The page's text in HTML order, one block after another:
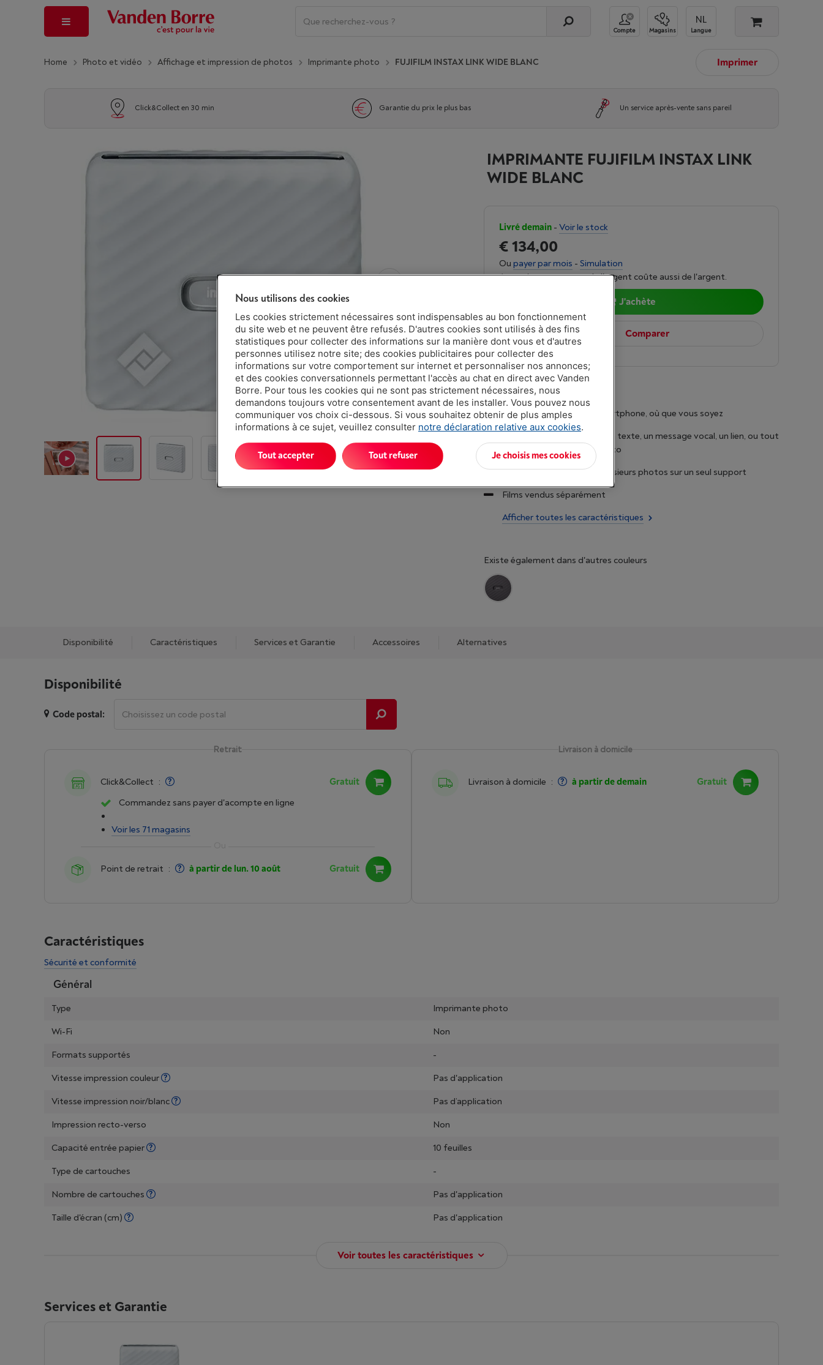
Compte Magasins Langue
Home Photo et vidéo Affichage et impression de photos Imprimante photo FUJIFILM INSTAX LINK WIDE BLANC Imprimer
Click&Collect en 30 min Garantie du prix le plus bas Un service après-vente sans pareil
IMPRIMANTE FUJIFILM INSTAX LINK
WIDE BLANC
Livré demain - Voir le stock
€ 134,00
Ou payer par mois - Simulation
Attention, emprunter de l'argent coûte aussi de l'argent.
J'achète
Comparer
Atouts
Imprimez depuis votre smartphone, où que vous soyez
Ajoutez un code QR avec un texte, un message vocal, un lien, ou tout
autre message à votre photo
Réalisez des collages de plusieurs photos sur un seul support
Films vendus séparément
Afficher toutes les caractéristiques
Existe également dans d'autres couleurs
Disponibilité Caractéristiques Services et Garantie Accessoires Alternatives
Disponibilité
Code postal:
Livraison à domicile
Livraison à domicile : à partir de demain Gratuit
Retrait
Click&Collect :
Gratuit
Commandez sans payer d'acompte en ligne
Voir les 71 magasins
Point de retrait : à partir de lun. 10 août Gratuit
Caractéristiques
Sécurité et conformité
Général
Type
Imprimante photo
Wi-Fi
Non
Formats supportés
-
Vitesse impression couleur
Pas d'application
Vitesse impression noir/blanc
Pas d’application
Impression recto-verso
Non
Capacité entrée papier
10 feuilles
Type de cartouches
-
Nombre de cartouches
Pas d'application
Taille d'écran (cm)
Pas d'application
Voir toutes les caractéristiques
Services et Garantie
Nous utilisons des cookies
Les cookies strictement nécessaires sont indispensables au bon fonctionnement
du site web et ne peuvent être refusés. D'autres cookies sont utilisés à des fins
statistiques pour collecter des informations sur la manière dont vous et d'autres
personnes utilisez notre site; des cookies publicitaires pour collecter des
informations sur votre comportement sur internet et personnaliser nos annonces;
et des cookies conversationnels permettant l'accès au chat en direct avec Vanden
Borre. Pour tous les cookies qui ne sont pas strictement nécessaires, nous
demandons toujours votre consentement avant de les installer. Vous pouvez nous
communiquer vos choix ci-dessous. Si vous souhaitez obtenir de plus amples
informations à ce sujet, veuillez consulter notre déclaration relative aux cookies.
Je choisis mes cookies
Tout refuser
Tout accepter